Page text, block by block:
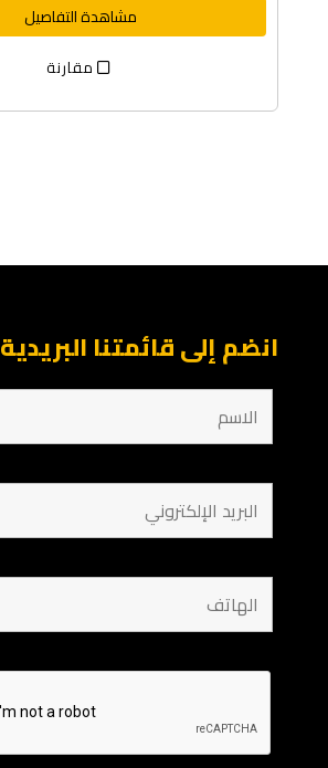
مشاهدة التفاصيل
مقارنة
انضم إلى قائمتنا البريدية